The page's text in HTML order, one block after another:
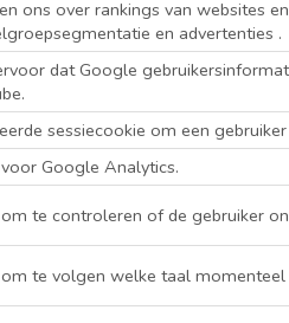
ons over rankings van websites
en advertenties .
dat Google
sessiecookie om een
Google Analytics.
te controleren of de gebruiker
te volgen welke taal